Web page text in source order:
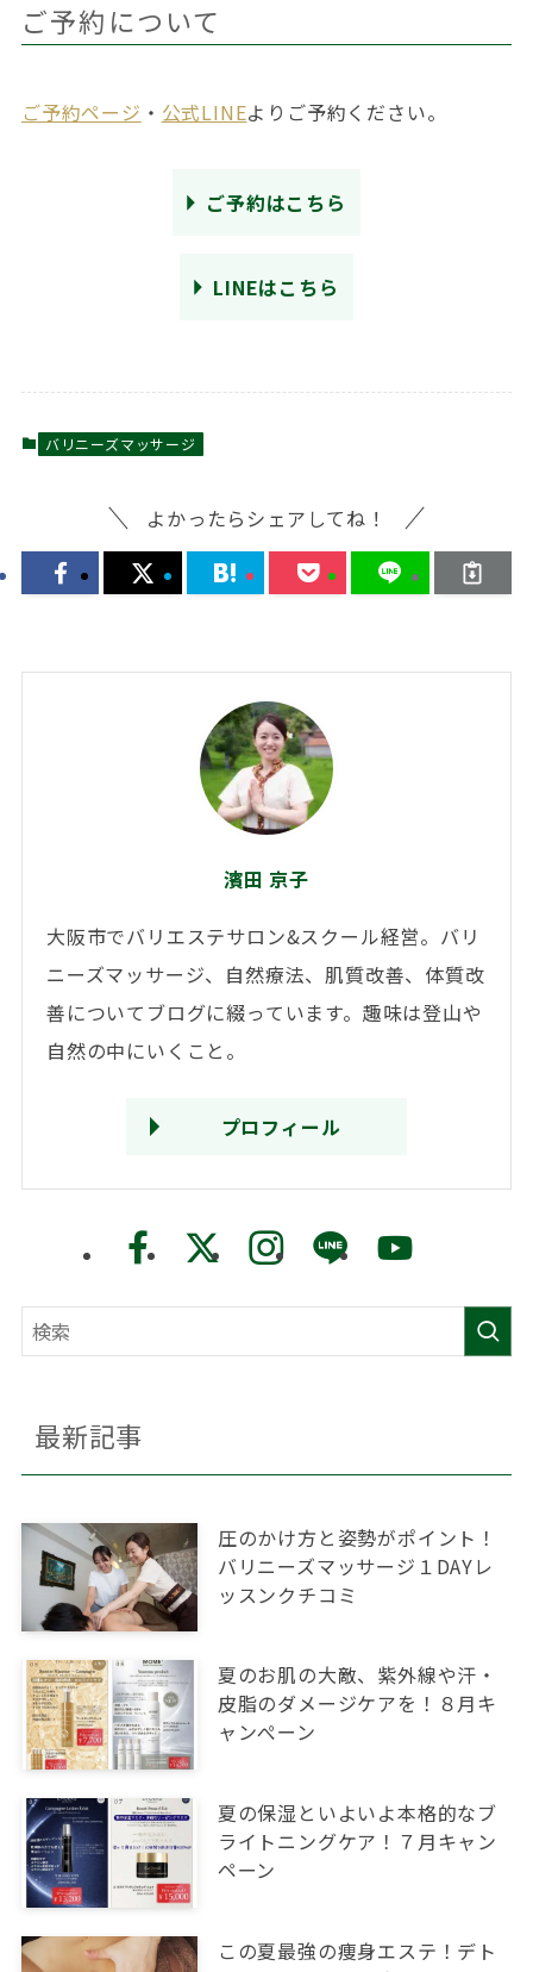
ご予約について
ご予約ページ ・ 公式LINEよりご予約ください。
ご予約はこちら
LINEはこちら
バリニーズマッサージ
よかったらシェアしてね！
濱田 京子
大阪市でバリエステサロン&スクール経営。バリ
ニーズマッサージ、自然療法、肌質改善、体質改
善についてブログに綴っています。趣味は登山や
自然の中にいくこと。
プロフィール
最新記事
圧のかけ方と姿勢がポイント！
バリニーズマッサージ１DAYレ
ッスンクチコミ
夏のお肌の大敵、紫外線や汗・
皮脂のダメージケアを！８月キ
ャンぺーン
夏の保湿といよいよ本格的なブ
ライトニングケア！７月キャン
ペーン
この夏最強の痩身エステ！デト